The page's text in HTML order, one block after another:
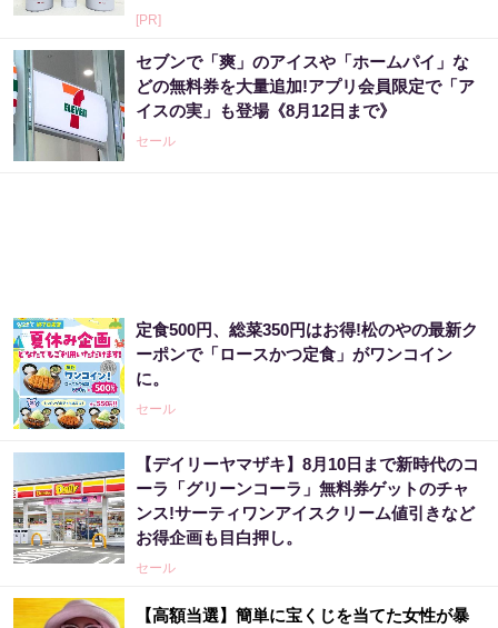
[PR]
セブンで「爽」のアイスや「ホームパイ」な
どの無料券を大量追加!アプリ会員限定で「ア
イスの実」も登場《8月12日まで》
セール
定食500円、総菜350円はお得!松のやの最新ク
ーポンで「ロースかつ定食」がワンコイン
に。
セール
【デイリーヤマザキ】8月10日まで新時代のコ
ーラ「グリーンコーラ」無料券ゲットのチャ
ンス!サーティワンアイスクリーム値引きなど
お得企画も目白押し。
セール
【高額当選】簡単に宝くじを当てた女性が暴